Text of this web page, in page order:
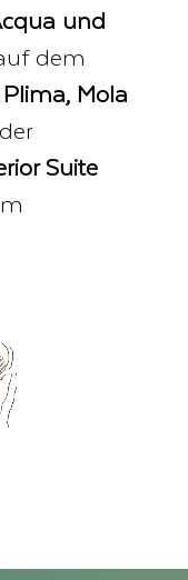
und
dem
Mola
Suite